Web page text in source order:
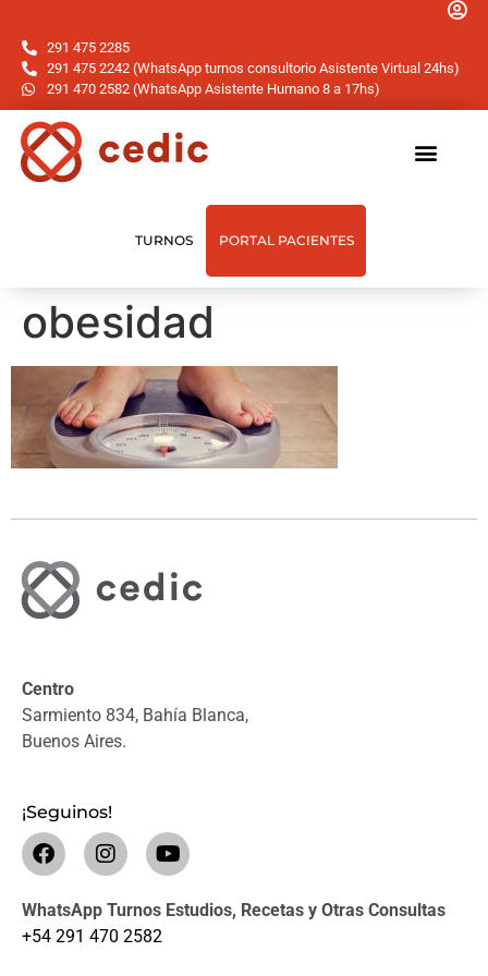
291 475 2285
291 475 2242 (WhatsApp turnos consultorio Asistente Virtual 24hs)
291 470 2582 (WhatsApp Asistente Humano 8 a 17hs)
TURNOS PORTAL PACIENTES
obesidad
Centro
Sarmiento 834, Bahía Blanca,
Buenos Aires.
¡Seguinos!
WhatsApp Turnos Estudios, Recetas y Otras Consultas
+54 291 470 2582